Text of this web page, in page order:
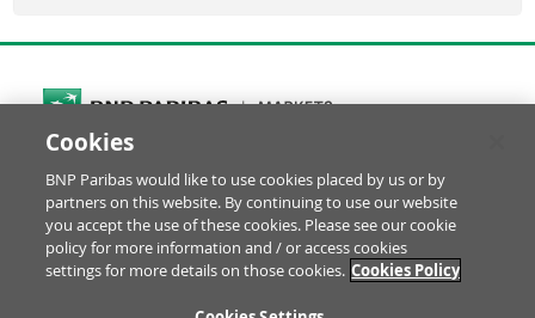
Cookies Settings
© BNP Paribas Produits de Bourse 2026
RéclamationGlossaireMentions Légales
Informations financièresPolitique Cookies
Notice Protection des Données
Cookies
BNP Paribas would like to use cookies placed by us or by
partners on this website. By continuing to use our website
you accept the use of these cookies. Please see our cookie
policy for more information and / or access cookies
settings for more details on those cookies. Cookies Policy